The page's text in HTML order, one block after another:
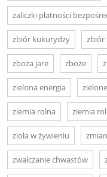
zaliczki płatności
zbiór kukurydzy zbiór
zboża jare zboże
zielona energia
ziemia rolna ziemia
zioła w żywieniu
zwalczanie chwastów